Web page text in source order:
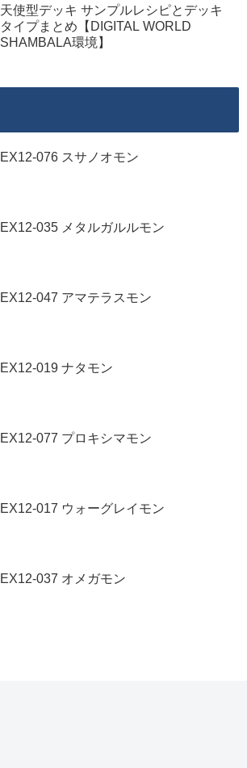
天使型デッキ サンプルレシピとデッキ
タイプまとめ【DIGITAL WORLD
SHAMBALA環境】
EX12-076 スサノオモン
EX12-035 メタルガルルモン
EX12-047 アマテラスモン
EX12-019 ナタモン
EX12-077 プロキシマモン
EX12-017 ウォーグレイモン
EX12-037 オメガモン